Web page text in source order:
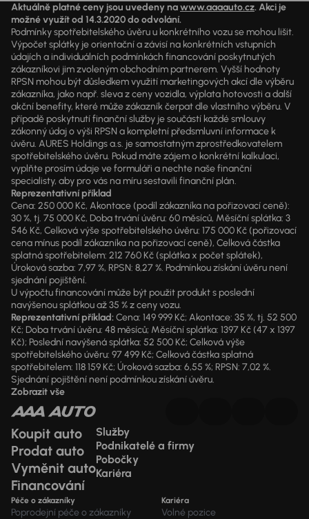
Aktuálně platné ceny jsou uvedeny nawww.aaaauto.cz. Akci je
možné využít od 14.3.2020 do odvolání.
Podmínky spotřebitelského úvěru u konkrétního vozu se mohou lišit.
Výpočet splátky je orientační a závisí na konkrétních vstupních
údajích a individuálních podmínkách financování poskytnutých
zákazníkovi jim zvoleným obchodním partnerem. Vyšší hodnoty
RPSN mohou být důsledkem využití marketingových akcí dle výběru
zákazníka, jako např. sleva z ceny vozidla, výplata hotovosti a další
akční benefity, které může zákazník čerpat dle vlastního výběru. V
případě poskytnutí finanční služby je součástí každé smlouvy
zákonný údaj o výši RPSN a kompletní předsmluvní informace k
úvěru. AURES Holdings a.s. je samostatným zprostředkovatelem
spotřebitelského úvěru. Pokud máte zájem o konkrétní kalkulaci,
vyplňte prosím údaje ve formuláři a nechte naše finanční
specialisty, aby pro vás na míru sestavili finanční plán.
Reprezentativní příklad
Cena: 250 000 Kč, Akontace (podíl zákazníka na pořizovací ceně):
30 %, tj. 75 000 Kč, Doba trvání úvěru: 60 měsíců, Měsíční splátka: 3
546 Kč, Celková výše spotřebitelského úvěru: 175 000 Kč (pořizovací
cena mínus podíl zákazníka na pořizovací ceně), Celková částka
splatná spotřebitelem: 212 760 Kč (splátka x počet splátek),
Úroková sazba: 7,97 %, RPSN: 8,27 %. Podmínkou získání úvěru není
sjednání pojištění.
U výpočtu financování může být použit produkt s poslední
navýšenou splátkou až 35 % z ceny vozu.
Reprezentativní příklad:Cena: 149 999 Kč; Akontace: 35 %, tj. 52 500
Kč; Doba trvání úvěru: 48 měsíců; Měsíční splátka: 1397 Kč (47 x 1397
Kč); Poslední navýšená splátka: 52 500 Kč; Celková výše
spotřebitelského úvěru: 97 499 Kč; Celková částka splatná
spotřebitelem: 118 159 Kč; Úroková sazba: 6,55 %; RPSN: 7,02 %.
Sjednání pojištění není podmínkou získání úvěru.
Zobrazit vše
Koupit auto
Prodat auto
Vyměnit auto
Financování
Služby
Podnikatelé a firmy
Pobočky
Kariéra
Péče o zákazníky
Poprodejní péče o zákazníky
Kariéra
Volné pozice